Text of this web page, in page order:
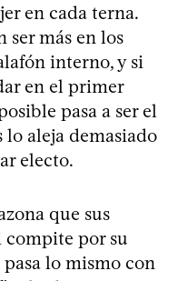
en cada terna.
ser más en los
interno, y si
en el primer
pasa a ser el
lo aleja demasiado
electo.
que sus
compite por su
pasa lo mismo con